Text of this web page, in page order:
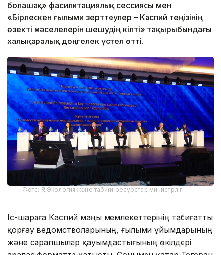
болашақ» фасилитациялық сессиясы мен
«Бірлескен ғылыми зерттеулер – Каспий теңізінің
өзекті мәселелерін шешудің кілті» тақырыбындағы
халықаралық дөңгелек үстел өтті.
Фото: ҚР Экология және табиғи ресурстар министрлігі
Іс-шараға Каспий маңы мемлекеттерінің табиғатты
қорғау ведомстволарының, ғылыми ұйымдарының
және сарапшылар қауымдастығының өкілдері